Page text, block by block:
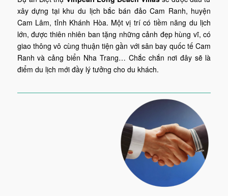
xây dựng tại khu du lịch bắc bán đảo Cam Ranh, huyện
Cam Lâm, tỉnh Khánh Hòa. Một vị trí có tiềm năng du lịch
lớn, được thiên nhiên ban tặng những cảnh đẹp hùng vĩ, có
giao thông vô cùng thuận tiện gần với sân bay quốc tế Cam
Ranh và cảng biển Nha Trang… Chắc chắn nơi đây sẽ là
điểm du lịch mới đầy lý tưởng cho du khách.